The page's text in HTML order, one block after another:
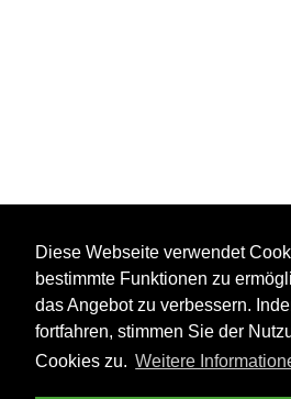
Diese Webseite verwendet
bestimmte Funktionen zu
das Angebot zu verbessern.
fortfahren, stimmen Sie der
Cookies zu. Weitere